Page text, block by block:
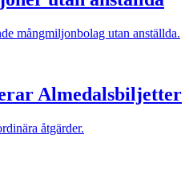
mångmiljonbolag utan anställda.
Almedalsbiljetter
åtgärder.